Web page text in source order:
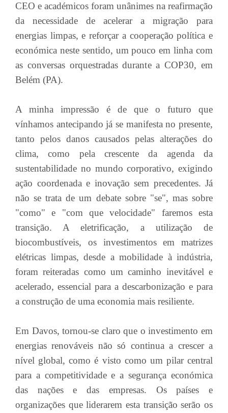
CEO e académicos foram unânimes na reafirmação
da necessidade de acelerar a migração para
energias limpas, e reforçar a cooperação política e
económica neste sentido, um pouco em linha com
as conversas orquestradas durante a COP30, em
Belém (PA).
A minha impressão é de que o futuro que
vínhamos antecipando já se manifesta no presente,
tanto pelos danos causados pelas alterações do
clima, como pela crescente da agenda da
sustentabilidade no mundo corporativo, exigindo
ação coordenada e inovação sem precedentes. Já
não se trata de um debate sobre "se", mas sobre
"como" e "com que velocidade" faremos esta
transição. A eletrificação, a utilização de
biocombustíveis, os investimentos em matrizes
elétricas limpas, desde a mobilidade à indústria,
foram reiteradas como um caminho inevitável e
acelerado, essencial para a descarbonização e para
a construção de uma economia mais resiliente.
Em Davos, tornou-se claro que o investimento em
energias renováveis não só continua a crescer a
nível global, como é visto como um pilar central
para a competitividade e a segurança económica
das nações e das empresas. Os países e
organizações que liderarem esta transição serão os